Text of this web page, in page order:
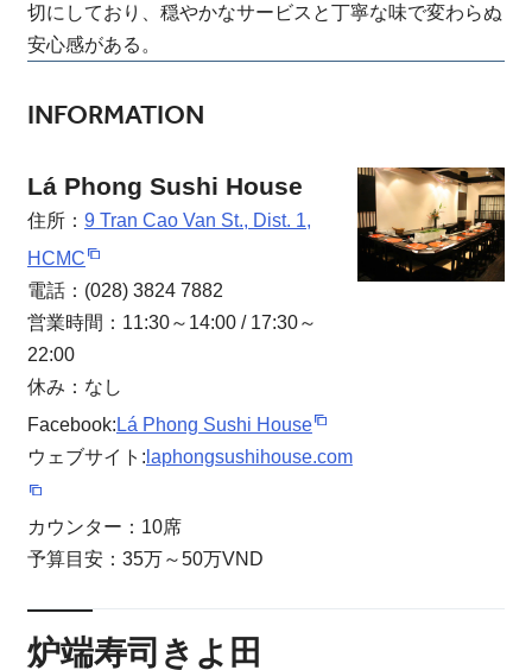
切にしており、穏やかなサービスと丁寧な味で変わらぬ
安心感がある。
INFORMATION
Lá Phong Sushi House
住所： 9 Tran Cao Van St., Dist. 1,
HCMC
電話：(028) 3824 7882
営業時間：11:30～14:00 / 17:30～
22:00
休み：なし
Facebook:Lá Phong Sushi House
ウェブサイト:laphongsushihouse.com
カウンター：10席
予算目安：35万～50万VND
炉端寿司きよ田